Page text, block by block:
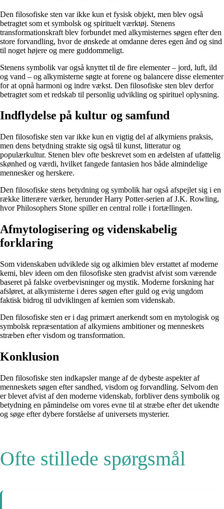
Den filosofiske sten var ikke kun et fysisk objekt, men blev også
betragtet som et symbolsk og spirituelt værktøj. Stenens
transformationskraft blev forbundet med alkymisternes søgen efter den
store forvandling, hvor de ønskede at omdanne deres egen ånd og sind
til noget højere og mere guddommeligt.
Stenens symbolik var også knyttet til de fire elementer – jord, luft, ild
og vand – og alkymisterne søgte at forene og balancere disse elementer
for at opnå harmoni og indre vækst. Den filosofiske sten blev derfor
betragtet som et redskab til personlig udvikling og spirituel oplysning.
Indflydelse på kultur og samfund
Den filosofiske sten var ikke kun en vigtig del af alkymiens praksis,
men dens betydning strakte sig også til kunst, litteratur og
populærkultur. Stenen blev ofte beskrevet som en ædelsten af ufattelig
skønhed og værdi, hvilket fangede fantasien hos både almindelige
mennesker og herskere.
Den filosofiske stens betydning og symbolik har også afspejlet sig i en
række litterære værker, herunder Harry Potter-serien af J.K. Rowling,
hvor Philosophers Stone spiller en central rolle i fortællingen.
Afmytologisering og videnskabelig
forklaring
Som videnskaben udviklede sig og alkimien blev erstattet af moderne
kemi, blev ideen om den filosofiske sten gradvist afvist som værende
baseret på falske overbevisninger og mystik. Moderne forskning har
afsløret, at alkymisterne i deres søgen efter guld og evig ungdom
faktisk bidrog til udviklingen af kemien som videnskab.
Den filosofiske sten er i dag primært anerkendt som en mytologisk og
symbolsk repræsentation af alkymiens ambitioner og menneskets
stræben efter visdom og transformation.
Konklusion
Den filosofiske sten indkapsler mange af de dybeste aspekter af
menneskets søgen efter sandhed, visdom og forvandling. Selvom den
er blevet afvist af den moderne videnskab, forbliver dens symbolik og
betydning en påmindelse om vores evne til at stræbe efter det ukendte
og søge efter dybere forståelse af universets mysterier.
Ofte stillede spørgsmål